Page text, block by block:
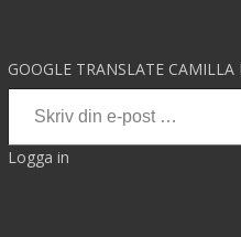
GOOGLE TRANSLATE
Skriv din e-post …
Logga in